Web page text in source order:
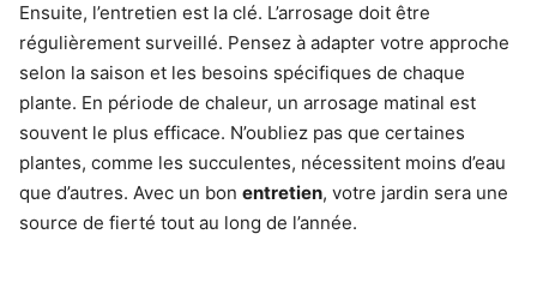
Ensuite, l’entretien est la clé. L’arrosage doit être
régulièrement surveillé. Pensez à adapter votre approche
selon la saison et les besoins spécifiques de chaque
plante. En période de chaleur, un arrosage matinal est
souvent le plus efficace. N’oubliez pas que certaines
plantes, comme les succulentes, nécessitent moins d’eau
que d’autres. Avec un bon entretien, votre jardin sera une
source de fierté tout au long de l’année.